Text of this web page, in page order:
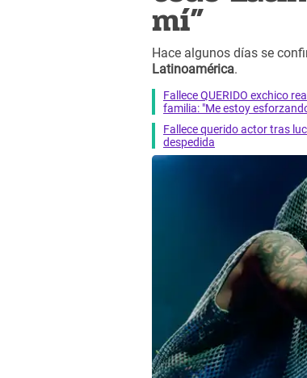
mí”
Hace algunos días se
Latinoamérica.
Fallece QUERIDO exchico
familia: "Me estoy
Fallece querido actor tras
despedida